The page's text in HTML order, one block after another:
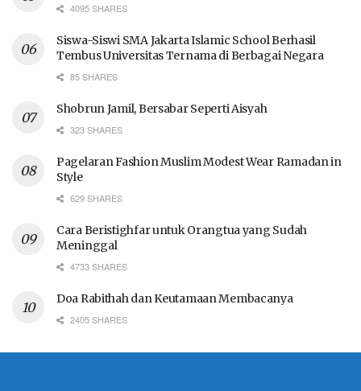
4095 SHARES
Siswa-Siswi SMA Jakarta Islamic School Berhasil
Tembus Universitas Ternama di Berbagai Negara
85 SHARES
Shobrun Jamil, Bersabar Seperti Aisyah
323 SHARES
Pagelaran Fashion Muslim Modest Wear Ramadan in
Style
629 SHARES
Cara Beristighfar untuk Orangtua yang Sudah
Meninggal
4733 SHARES
Doa Rabithah dan Keutamaan Membacanya
2405 SHARES